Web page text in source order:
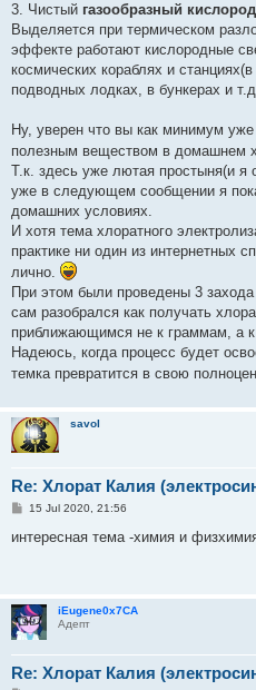
3. Чистый газообразный кислород
Выделяется при термическом
эффекте работают кислородные
космических кораблях и
подводных лодках, в бункерах и
Ну, уверен что вы как минимум
полезным веществом в домашнем
Т.к. здесь уже лютая простыня(и
уже в следующем сообщении я
домашних условиях.
И хотя тема хлоратного
практике ни один из интернетных
лично.
При этом были проведены 3
сам разобрался как получать
приближающимся не к граммам, а
Надеюсь, когда процесс будет
темка превратится в свою
savol
Re: Хлорат Калия
P
s
15 Jul 2020, 21:56
интересная тема -химия и
iEugene0x7CA
Адепт
Re: Хлорат Калия